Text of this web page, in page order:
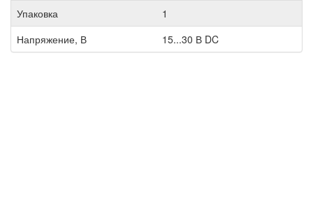
Упаковка
1
Напряжение, В
15...30 В DC